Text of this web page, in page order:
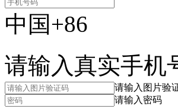
中国+86
请输入真实手机
请输入图片验
请输入密码